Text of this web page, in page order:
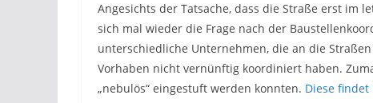
Angesichts der Tatsache, dass die Straße erst im
sich mal wieder die Frage nach der
unterschiedliche Unternehmen, die an die
Vorhaben nicht vernünftig koordiniert haben.
„nebulös“ eingestuft werden konnten. Diese